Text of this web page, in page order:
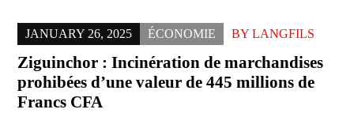
JANUARY 26, 2025 ÉCONOMIE BY LANGFILS
Ziguinchor : Incinération de marchandises
prohibées d’une valeur de 445 millions de
Francs CFA